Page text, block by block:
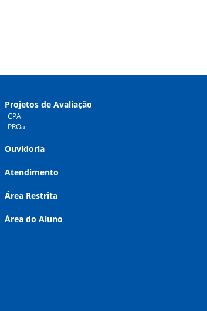
Projetos de Avaliação
CPA
PROai
Ouvidoria
Atendimento
Área Restrita
Área do Aluno